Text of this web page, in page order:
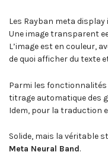
Les Rayban meta
Une image transparent
L’image est en couleur,
de quoi afficher du texte
Parmi les
titrage automatique des
Idem, pour la traduction
Solide, mais la véritable
Meta Neural Band.